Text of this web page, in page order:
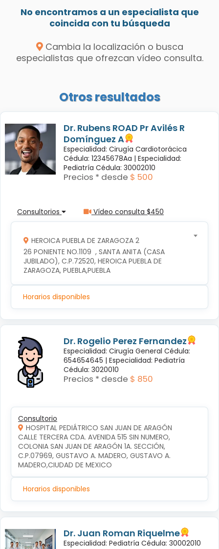
No encontramos a un especialista que
coincida con tu búsqueda
Cambia la localización o busca
especialistas que ofrezcan vídeo consulta.
Otros resultados
Dr. Rubens ROAD Pr Avilés R
Domínguez A
Especialidad: Cirugía Cardiotorácica
Cédula: 12345678Aa | Especialidad:
Pediatría Cédula: 30002010
Precios * desde $ 500
Consultorios Vídeo consulta $450
HEROICA PUEBLA DE ZARAGOZA 2
26 PONIENTE NO.1109  , SANTA ANITA (CASA
JUBILADO), C.P.72520, HEROICA PUEBLA DE
ZARAGOZA, PUEBLA,PUEBLA
Horarios disponibles
Dr. Rogelio Perez Fernandez
Especialidad: Cirugía General Cédula:
654654645 | Especialidad: Pediatría
Cédula: 3020010
Precios * desde $ 850
Consultorio
HOSPITAL PEDIÁTRICO SAN JUAN DE ARAGÓN
CALLE TERCERA CDA. AVENIDA 515 SIN NUMERO,
COLONIA SAN JUAN DE ARAGÓN 1A. SECCIÓN,
C.P.07969, GUSTAVO A. MADERO, GUSTAVO A.
MADERO,CIUDAD DE MEXICO
Horarios disponibles
Dr. Juan Roman Riquelme
Especialidad: Pediatría Cédula: 30002010